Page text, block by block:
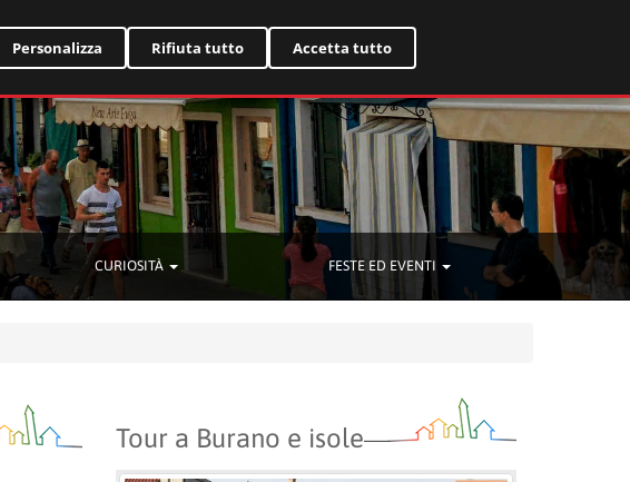
CURIOSITÀ FESTE ED EVENTI
Tour a Burano e isole
Personalizza Rifiuta tutto Accetta tutto